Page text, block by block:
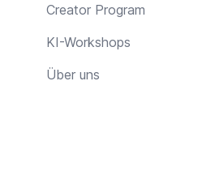
Creator Program
KI-Workshops
Über uns